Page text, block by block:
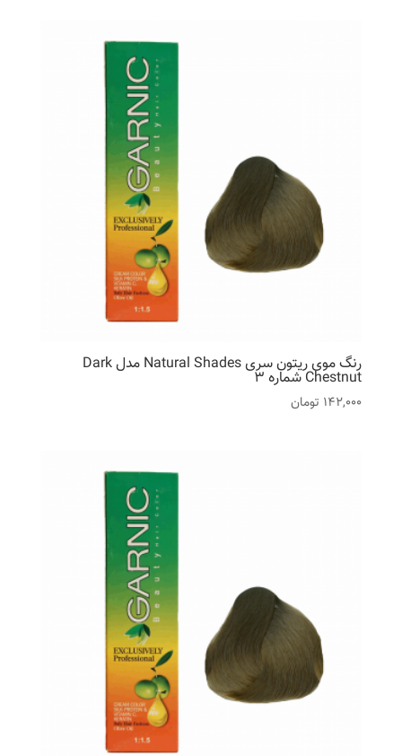
رنگ موی ریتون سری Natural Shades مدل Dark
Chestnut شماره 3
142,000 تومان